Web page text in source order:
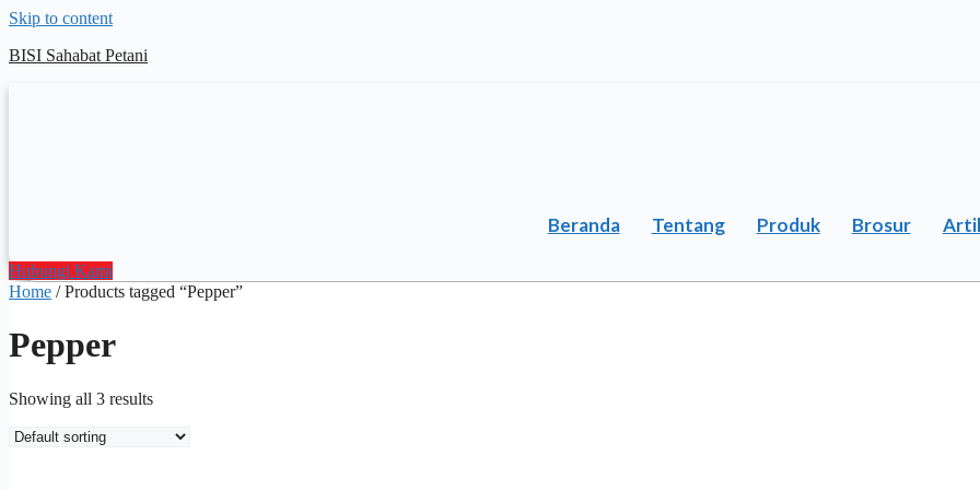
Skip to content
BISI Sahabat Petani
Beranda Tentang Produk Brosur
Hubungi Kami
Home / Products tagged “Pepper”
Pepper
Showing all 3 results